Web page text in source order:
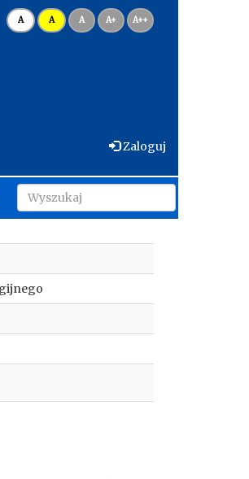
A A A A+ A++
Zaloguj